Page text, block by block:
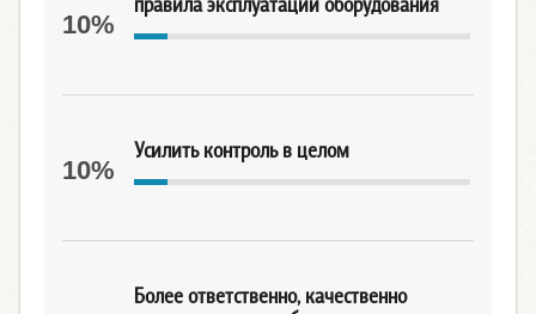
правила эксплуатации оборудования
10%
Усилить контроль в целом
10%
Более ответственно, качественно